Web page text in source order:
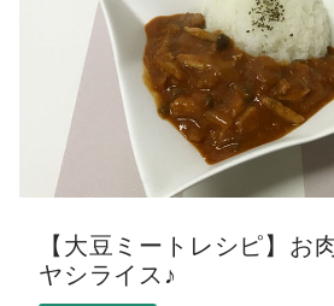
【大豆ミートレシピ】お
ヤシライス♪